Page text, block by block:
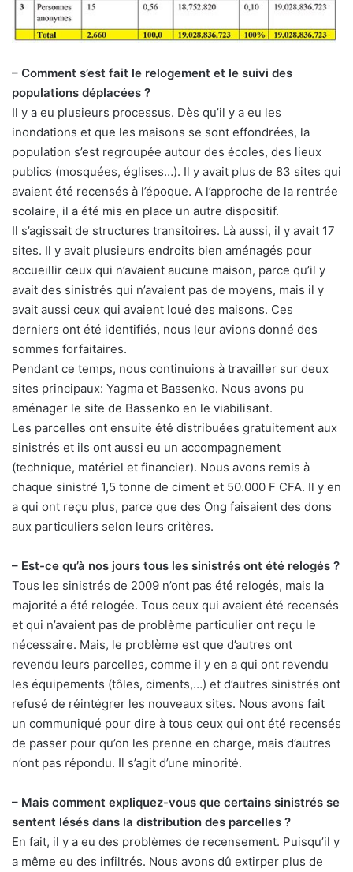
– Comment s’est fait le relogement et le suivi des
populations déplacées ?
Il y a eu plusieurs processus. Dès qu’il y a eu les
inondations et que les maisons se sont effondrées, la
population s’est regroupée autour des écoles, des lieux
publics (mosquées, églises…). Il y avait plus de 83 sites qui
avaient été recensés à l’époque. A l’approche de la rentrée
scolaire, il a été mis en place un autre dispositif.
Il s’agissait de structures transitoires. Là aussi, il y avait 17
sites. Il y avait plusieurs endroits bien aménagés pour
accueillir ceux qui n’avaient aucune maison, parce qu’il y
avait des sinistrés qui n’avaient pas de moyens, mais il y
avait aussi ceux qui avaient loué des maisons. Ces
derniers ont été identifiés, nous leur avions donné des
sommes forfaitaires.
Pendant ce temps, nous continuions à travailler sur deux
sites principaux: Yagma et Bassenko. Nous avons pu
aménager le site de Bassenko en le viabilisant.
Les parcelles ont ensuite été distribuées gratuitement aux
sinistrés et ils ont aussi eu un accompagnement
(technique, matériel et financier). Nous avons remis à
chaque sinistré 1,5 tonne de ciment et 50.000 F CFA. Il y en
a qui ont reçu plus, parce que des Ong faisaient des dons
aux particuliers selon leurs critères.
– Est-ce qu’à nos jours tous les sinistrés ont été relogés ?
Tous les sinistrés de 2009 n’ont pas été relogés, mais la
majorité a été relogée. Tous ceux qui avaient été recensés
et qui n’avaient pas de problème particulier ont reçu le
nécessaire. Mais, le problème est que d’autres ont
revendu leurs parcelles, comme il y en a qui ont revendu
les équipements (tôles, ciments,…) et d’autres sinistrés ont
refusé de réintégrer les nouveaux sites. Nous avons fait
un communiqué pour dire à tous ceux qui ont été recensés
de passer pour qu’on les prenne en charge, mais d’autres
n’ont pas répondu. Il s’agit d’une minorité.
– Mais comment expliquez-vous que certains sinistrés se
sentent lésés dans la distribution des parcelles ?
En fait, il y a eu des problèmes de recensement. Puisqu’il y
a même eu des infiltrés. Nous avons dû extirper plus de